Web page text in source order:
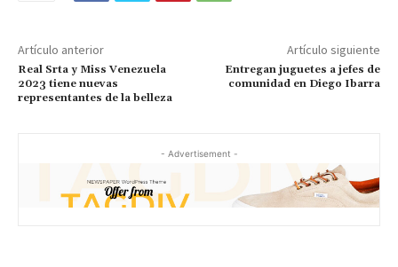
Artículo anterior
Real Srta y Miss Venezuela
2023 tiene nuevas
representantes de la belleza
Artículo siguiente
Entregan juguetes a jefes de
comunidad en Diego Ibarra
- Advertisement -